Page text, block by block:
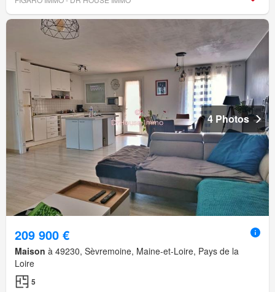
4 Photos
209 900 €
Maison à 49230, Sèvremoine, Maine-et-Loire, Pays de la
Loire
5